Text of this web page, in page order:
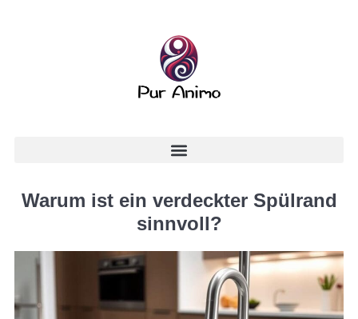
Warum ist ein verdeckter Spülrand
sinnvoll?